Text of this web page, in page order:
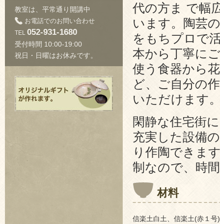
教室は、平常通り開講中
お電話でのお問い合わせ
TEL 052-931-1680
受付時間 10:00-19:00
祝日・日曜はお休みです。
代の方ま で幅
います。陶芸
をもちプロで
本から丁寧に
使う食器から
ど、ご自分の
いただけます
閑静な住宅街
充実した設備
り作陶できま
制なので、時
材料
信楽土白土、信楽土(赤１